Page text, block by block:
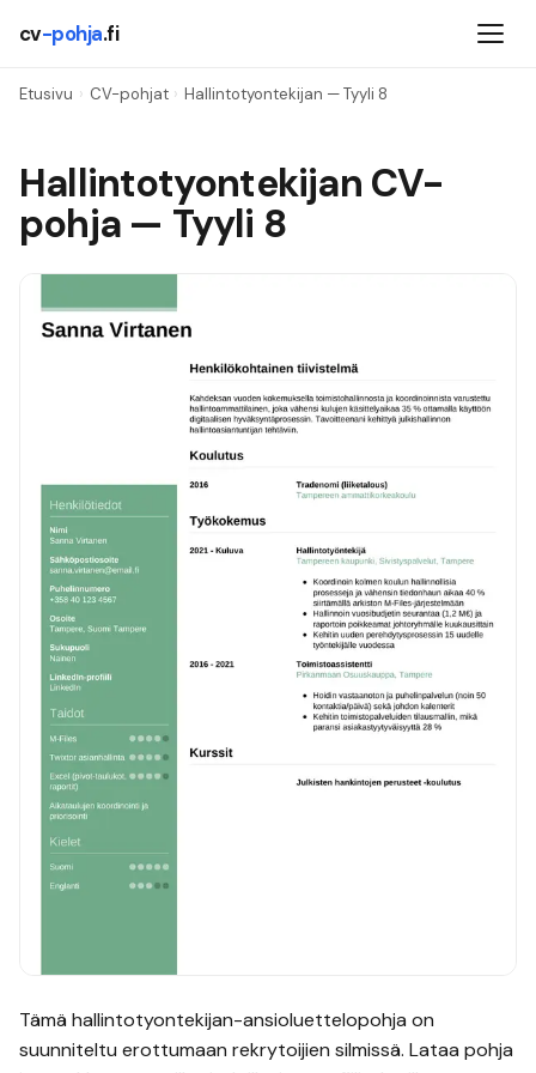
cv-pohja.fi
Etusivu › CV-pohjat › Hallintotyontekijan — Tyyli 8
Hallintotyontekijan CV-
pohja — Tyyli 8
Tämä hallintotyontekijan-ansioluettelopohja on
suunniteltu erottumaan rekrytoijien silmissä. Lataa pohja